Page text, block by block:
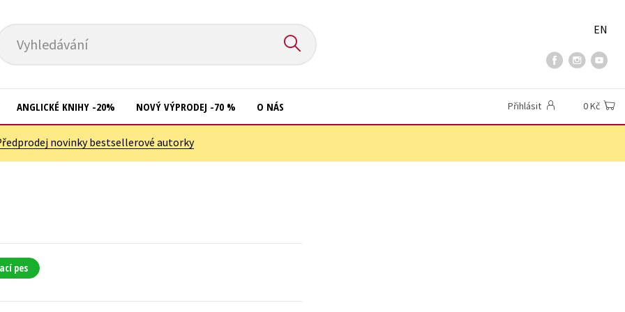
Vyhledávání
EN
ANGLICKÉ KNIHY -20% NOVÝ VÝPRODEJ -70 % O NÁS Přihlásit 0 Kč
novinky bestsellerové autorky
pes